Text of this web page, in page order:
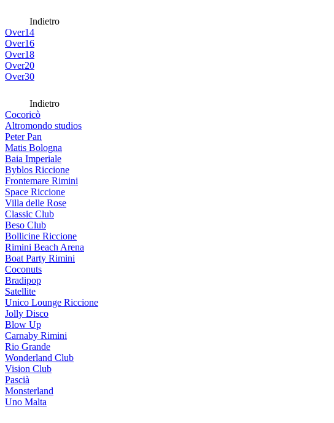
Indietro
Over14
Over16
Over18
Over20
Over30
Indietro
Cocoricò
Altromondo studios
Peter Pan
Matis Bologna
Baia Imperiale
Byblos Riccione
Frontemare Rimini
Space Riccione
Villa delle Rose
Classic Club
Beso Club
Bollicine Riccione
Rimini Beach Arena
Boat Party Rimini
Coconuts
Bradipop
Satellite
Unico Lounge Riccione
Jolly Disco
Blow Up
Carnaby Rimini
Rio Grande
Wonderland Club
Vision Club
Pascià
Monsterland
Uno Malta